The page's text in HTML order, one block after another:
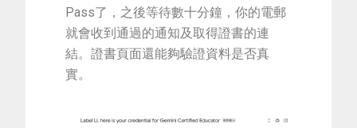
Pass了，之後等待數十分鐘，你的電郵
就會收到通過的通知及取得證書的連
結。證書頁面還能夠驗證資料是否真
實。